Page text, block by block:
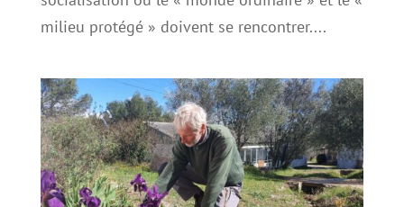
milieu protégé » doivent se rencontrer....